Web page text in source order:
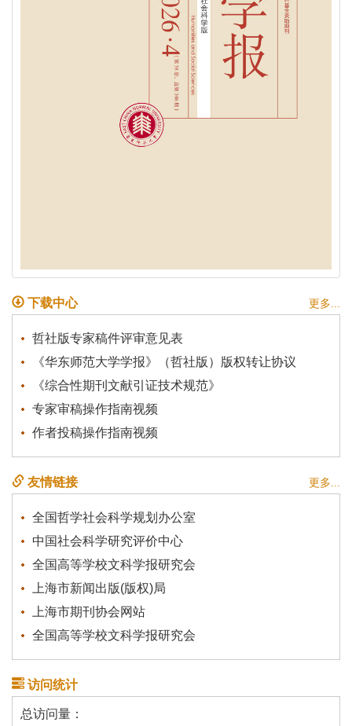
下载中心 更多...
哲社版专家稿件评审意见表
《华东师范大学学报》（哲社版）版权转让协议
《综合性期刊文献引证技术规范》
专家审稿操作指南视频
作者投稿操作指南视频
友情链接 更多...
全国哲学社会科学规划办公室
中国社会科学研究评价中心
全国高等学校文科学报研究会
上海市新闻出版(版权)局
上海市期刊协会网站
全国高等学校文科学报研究会
访问统计
总访问量：